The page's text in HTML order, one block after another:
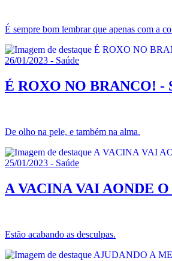
É sempre bom lembrar que apenas com a
26/01/2023 - Saúde
É ROXO NO BRANCO! -
De olho na pele, e também na alma.
25/01/2023 - Saúde
A VACINA VAI AONDE O
Estão acabando as desculpas.